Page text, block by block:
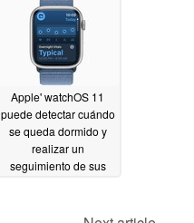
Apple' watchOS 11
puede detectar cuándo
se queda dormido y
realizar un
seguimiento de sus